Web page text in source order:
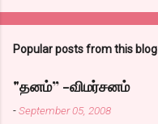
Popular posts from this blog
"தனம்” -விமர்சனம்
-September 05, 2008